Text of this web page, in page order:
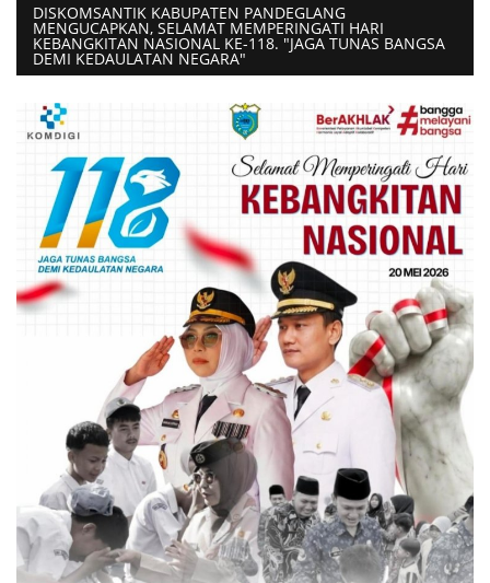
DISKOMSANTIK KABUPATEN PANDEGLANG
MENGUCAPKAN, SELAMAT MEMPERINGATI HARI
KEBANGKITAN NASIONAL KE-118. "JAGA TUNAS BANGSA
DEMI KEDAULATAN NEGARA"